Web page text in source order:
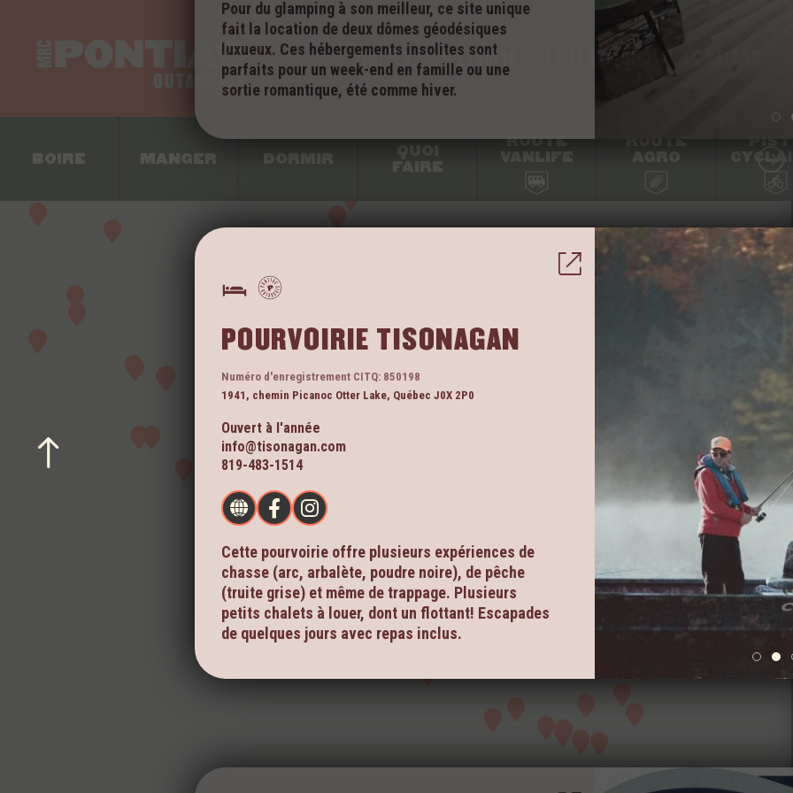
VISITER S’ÉTABLIR LE TERRITOIRE
BOIRE MANGER DORMIR
QUOI
FAIRE
ROUTE
VANLIFE
AGRO
POURVOIRIE TISONAGAN
Numéro d'enregistrement CITQ: 850198
1941, chemin Picanoc Otter Lake, Québec J0X 2P0
Ouvert à l'année
info@tisonagan.com
819-483-1514
Cette pourvoirie offre plusieurs expériences de
chasse (arc, arbalète, poudre noire), de pêche
(truite grise) et même de trappage. Plusieurs
petits chalets à louer, dont un flottant! Escapades
de quelques jours avec repas inclus.
Pour du glamping à son meilleur, ce site unique
fait la location de deux dômes géodésiques
luxueux. Ces hébergements insolites sont
parfaits pour un week-end en famille ou une
sortie romantique, été comme hiver.